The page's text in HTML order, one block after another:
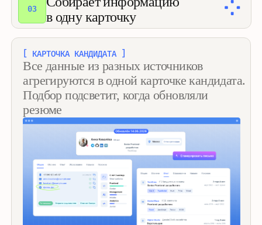
04 Находит контакты
[ РАСШИРЕНИЕ ДЛЯ БРАУЗЕРА ]
Подбор покажет контакты в карточке
кандидата, а расширение для браузера —
на любом сайте
СКАЧАТЬ РАСШИРЕНИЕ